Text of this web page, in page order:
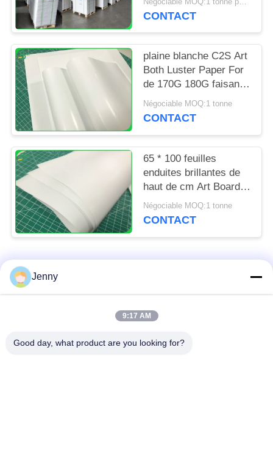
blanche
Négociable MOQ:1 tonne pour la taille commune et 10 tonnes pour la taille spéciale
CONTACT
plaine blanche C2S Art
Both Luster Paper For
de 170G 180G faisant
des actions de
couverture
Négociable MOQ:1 tonne
CONTACT
65 * 100 feuilles
enduites brillantes de
haut de cm Art Board
Paper 100GSM
130GSM
Négociable MOQ:1 tonne
CONTACT
Catégories populaires
petit pain brun de
Jenny
9:17 AM
Good day, what product are you looking for?